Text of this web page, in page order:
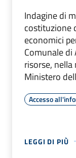
Indagine di
costituzione
economici
Comunale
risorse,
Ministero
Accesso
LEGGI DI PIÙ